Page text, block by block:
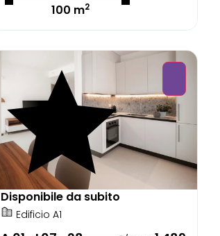
100 m2
Disponibile da subito
Edificio A1